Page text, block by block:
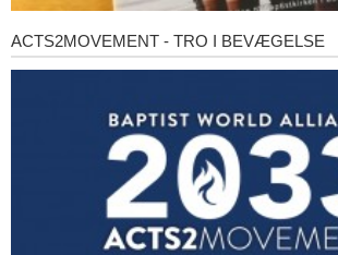
Acts2Movement
ACTS2MOVEMENT - TRO I BEVÆGELSE